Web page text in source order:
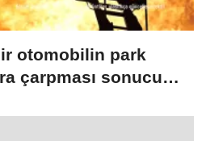
otomobilin park
çarpması sonucu